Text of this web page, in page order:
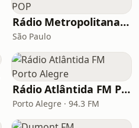
Rádio Metropolitana POP
São Paulo
Rádio Atlântida FM Porto Alegre
Porto Alegre · 94.3 FM